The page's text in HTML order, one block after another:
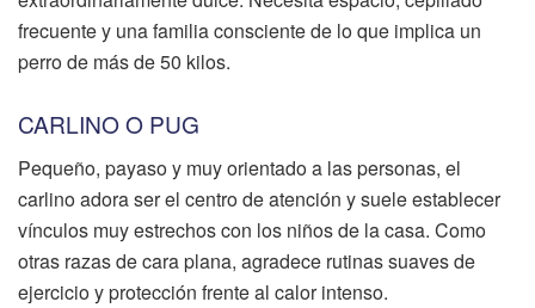
frecuente y una familia consciente de lo que implica un
perro de más de 50 kilos.
CARLINO O PUG
Pequeño, payaso y muy orientado a las personas, el
carlino adora ser el centro de atención y suele establecer
vínculos muy estrechos con los niños de la casa. Como
otras razas de cara plana, agradece rutinas suaves de
ejercicio y protección frente al calor intenso.